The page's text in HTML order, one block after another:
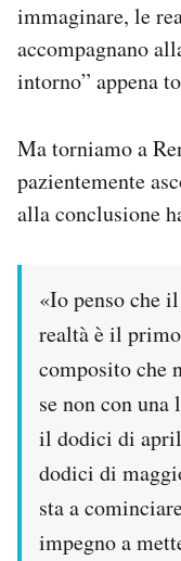
immaginare, le
accompagnano
intorno” appena
Ma torniamo a
pazientemente
alla conclusione
«Io penso che
realtà è il
composito che
se non con
il dodici di
dodici di
sta a
impegno a